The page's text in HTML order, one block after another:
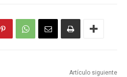
Artículo siguiente